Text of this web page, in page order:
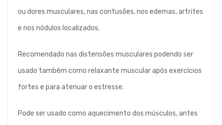
ou dores musculares, nas contusões, nos edemas, artrites
e nos nódulos localizados.
Recomendado nas distensões musculares podendo ser
usado também como relaxante muscular após exercícios
fortes e para atenuar o estresse.
Pode ser usado como aquecimento dos músculos, antes